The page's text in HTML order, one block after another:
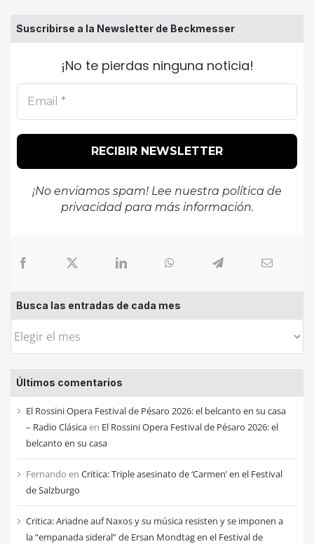
Suscribirse a la Newsletter de Beckmesser
¡No te pierdas ninguna noticia!
¡No enviamos spam! Lee nuestra política de
privacidadpara más información.
Busca las entradas de cada mes
Busca
entradas
de
cada
mes
Últimos comentarios
El Rossini Opera Festival de Pésaro 2026: el belcanto en su casa
– Radio Clásicaen El Rossini Opera Festival de Pésaro 2026: el
belcanto en su casa
Fernando en Critica: Triple asesinato de ‘Carmen’ en el Festival
de Salzburgo
Critica: Ariadne auf Naxos y su música resisten y se imponen a
la “empanada sideral” de Ersan Mondtag en el Festival de